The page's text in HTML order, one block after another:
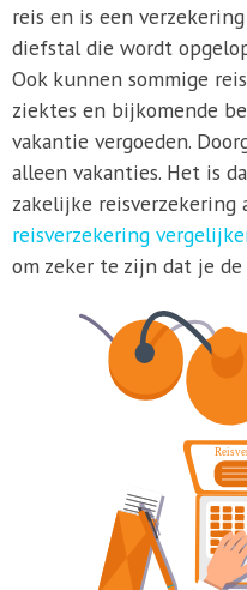
reis en is een
diefstal die wordt
Ook kunnen sommige
ziektes en bijkomende
vakantie vergoeden.
alleen vakanties. Het is
zakelijke
reisverzekering
om zeker te zijn dat je